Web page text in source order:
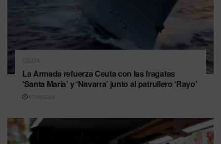
CEUTA
La Armada refuerza Ceuta con las fragatas
‘Santa María’ y ‘Navarra’ junto al patrullero ‘Rayo’
07/08/2026